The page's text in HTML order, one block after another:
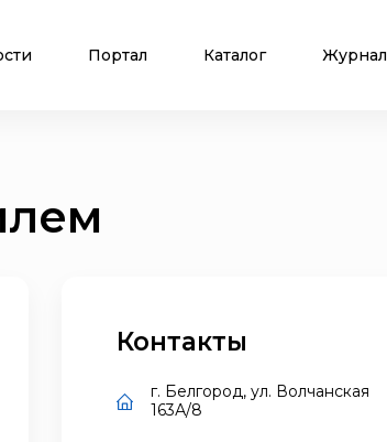
Портал Каталог Журнал
Контакты
г. Белгород, ул. Волчанская
163А/8